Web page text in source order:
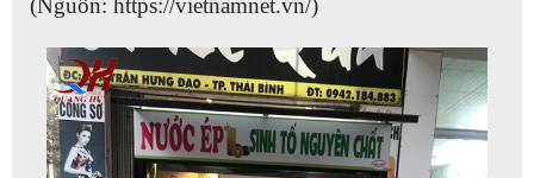
(Nguồn: https://vietnamnet.vn/)